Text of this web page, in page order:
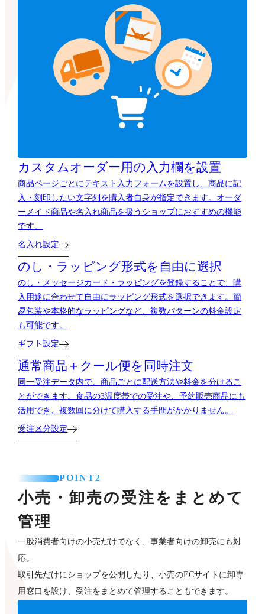
カスタムオーダー用の 入力欄を設置
商品ページごとにテキスト入力フォームを設置し、商品に記
入・刻印したい文字列を購入者自身が指定できます。オーダ
ーメイド商品や名入れ商品を扱うショップにおすすめの機能
です。
名入れ設定
のし・ラッピング形式を自由に選択
のし・メッセージカード・ラッピングを登録することで、購
入用途に合わせて自由にラッピング形式を選択できます。簡
易包装や本格的なラッピングなど、複数パターンの料金設定
も可能です。
ギフト設定
通常商品＋クール便を 同時注文
同一受注データ内で、商品ごとに配送方法や料金を分けるこ
とができます。食品の3温度帯での受注や、予約販売商品にも
活用でき、複数回に分けて購入する手間がかかりません。
受注区分設定
POINT2
小売・卸売の受注をまとめて
管理
一般消費者向けの小売だけでなく、事業者向けの卸売にも対
応。
取引先だけにショップを公開したり、小売のECサイトに卸専
用窓口を設け、受注をまとめて管理することもできます。